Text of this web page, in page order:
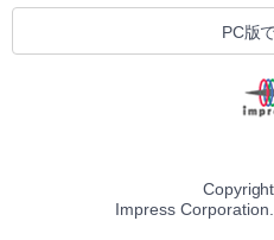
PC版
Impress